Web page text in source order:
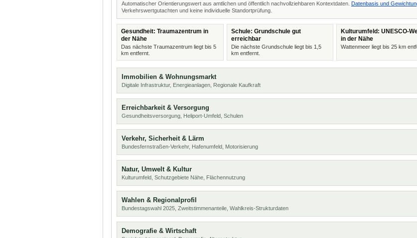
Automatischer Orientierungswert aus amtlichen und öffentlich nachvollziehbaren Kontextdaten. Datenbasis und
Verkehrswertgutachten und keine individuelle Standortprüfung.
Gesundheit: Traumazentrum in
der Nähe
Das nächste Traumazentrum liegt bis 5
km entfernt.
Schule: Grundschule gut
erreichbar
Die nächste Grundschule liegt bis 1,5
km entfernt.
Kulturumfeld: UNESCO-
in der Nähe
Wattenmeer liegt bis 25 km
Immobilien & Wohnungsmarkt
Digitale Infrastruktur, Energieanlagen, Regionale Kaufkraft
Erreichbarkeit & Versorgung
Gesundheitsversorgung, Heliport-Umfeld, Schulen
Verkehr, Sicherheit & Lärm
Bundesfernstraßen-Verkehr, Hafenumfeld, Motorisierung
Natur, Umwelt & Kultur
Kulturumfeld, Schutzgebiete Nähe, Flächennutzung
Wahlen & Regionalprofil
Bundestagswahl 2025, Zweitstimmenanteile, Wahlkreis-Strukturdaten
Demografie & Wirtschaft